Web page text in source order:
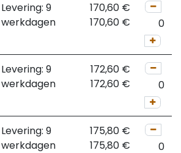
Levering: 9
werkdagen
170,60 €
170,60 €
Levering: 9
werkdagen
172,60 €
172,60 €
Levering: 9
werkdagen
175,80 €
175,80 €